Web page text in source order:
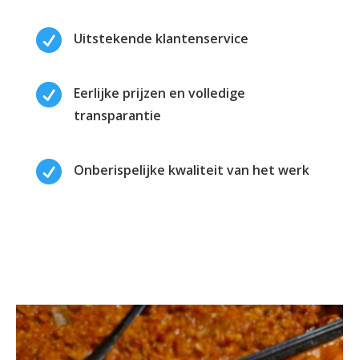
 Uitstekende klantenservice

Eerlijke prijzen en volledige
transparantie
 Onberispelijke kwaliteit van het werk